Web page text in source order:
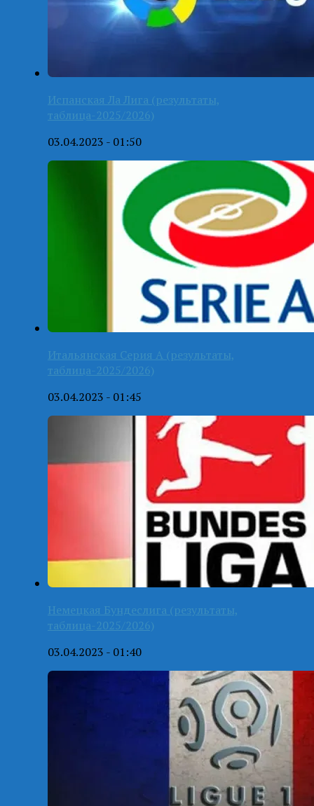
Испанская Ла Лига (результаты,
таблица-2025/2026)
03.04.2023 - 01:50
Итальянская Серия А (результаты,
таблица-2025/2026)
03.04.2023 - 01:45
Немецкая Бундеслига (результаты,
таблица-2025/2026)
03.04.2023 - 01:40